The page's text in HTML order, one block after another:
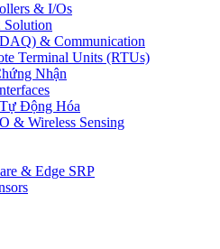
& I/Os
Solution
& Communication
Terminal Units (RTUs)
Nhận
Động Hóa
& Wireless Sensing
& Edge SRP